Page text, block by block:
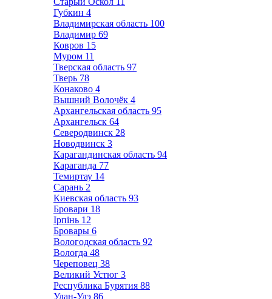
Губкин 4
Владимирская область 100
Владимир 69
Ковров 15
Муром 11
Тверская область 97
Тверь 78
Конаково 4
Вышний Волочёк 4
Архангельская область 95
Архангельск 64
Северодвинск 28
Новодвинск 3
Карагандинская область 94
Караганда 77
Темиртау 14
Сарань 2
Киевская область 93
Бровари 18
Ірпінь 12
Бровары 6
Вологодская область 92
Вологда 48
Череповец 38
Великий Устюг 3
Республика Бурятия 88
Улан-Удэ 86